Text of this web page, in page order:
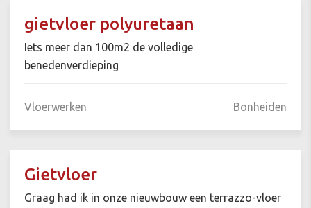
gietvloer polyuretaan
Iets meer dan 100m2 de volledige
benedenverdieping
Vloerwerken Bonheiden
Gietvloer
Graag had ik in onze nieuwbouw een terrazzo-vloer